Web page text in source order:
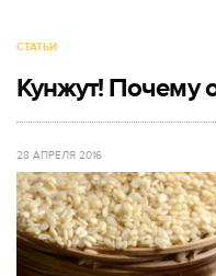
СТАТЬИ
Кунжут! Почему
28 АПРЕЛЯ 2016